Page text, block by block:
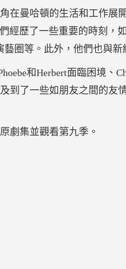
在曼哈頓的生活和工作展
歷了一些重要的時刻，
藝圈等。此外，他們也與
和Herbert面臨困境、
到了一些如朋友之間的友
劇集並觀看第九季。